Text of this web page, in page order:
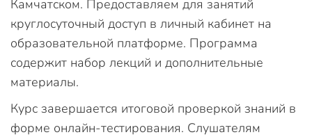
Камчатском. Предоставляем для занятий
круглосуточный доступ в личный кабинет на
образовательной платформе. Программа
содержит набор лекций и дополнительные
материалы.
Курс завершается итоговой проверкой знаний в
форме онлайн-тестирования. Слушателям